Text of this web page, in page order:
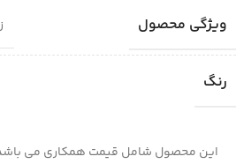
ویژگی محصول
رنگ
این محصول شامل قیمت همکاری می